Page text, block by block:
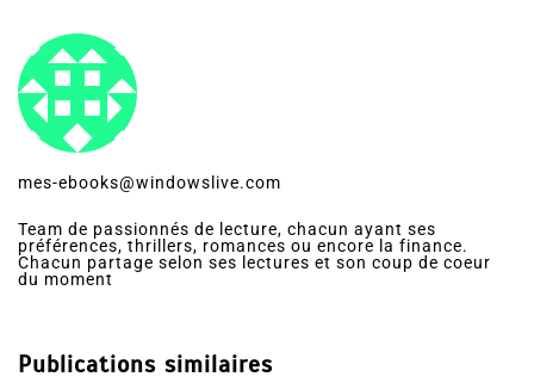
mes-ebooks@windowslive.com
Team de passionnés de lecture, chacun ayant ses
préférences, thrillers, romances ou encore la finance.
Chacun partage selon ses lectures et son coup de coeur
du moment
Publications similaires